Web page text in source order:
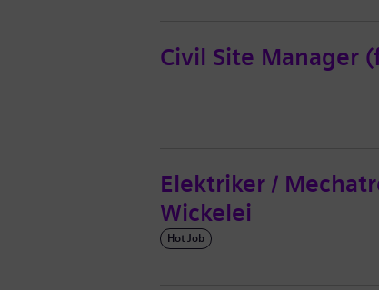
Civil Site Manager
Elektriker /
Wickelei
Hot Job